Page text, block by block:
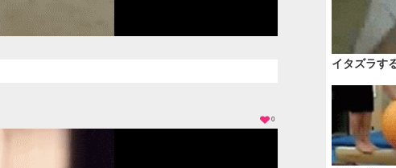
0
イタズラす